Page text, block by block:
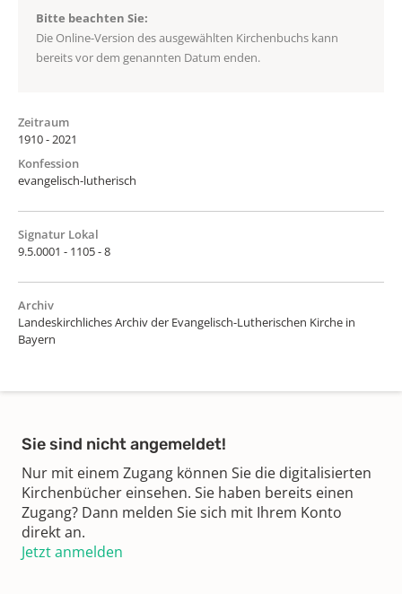
Bitte beachten Sie:
Die Online-Version des ausgewählten Kirchenbuchs kann
bereits vor dem genannten Datum enden.
Zeitraum
1910 - 2021
Konfession
evangelisch-lutherisch
Signatur Lokal
9.5.0001 - 1105 - 8
Archiv
Landeskirchliches Archiv der Evangelisch-Lutherischen Kirche in
Bayern
Sie sind nicht angemeldet!
Nur mit einem Zugang können Sie die digitalisierten
Kirchenbücher einsehen. Sie haben bereits einen
Zugang? Dann melden Sie sich mit Ihrem Konto
direkt an.
Jetzt anmelden